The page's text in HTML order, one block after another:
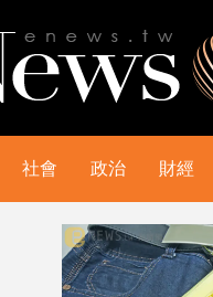
社會 政治 財經